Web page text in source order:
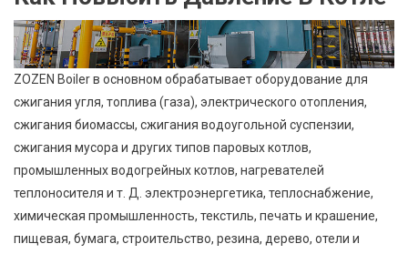
ZOZEN Boiler в основном обрабатывает оборудование для
сжигания угля, топлива (газа), электрического отопления,
сжигания биомассы, сжигания водоугольной суспензии,
сжигания мусора и других типов паровых котлов,
промышленных водогрейных котлов, нагревателей
теплоносителя и т. Д. электроэнергетика, теплоснабжение,
химическая промышленность, текстиль, печать и крашение,
пищевая, бумага, строительство, резина, дерево, отели и